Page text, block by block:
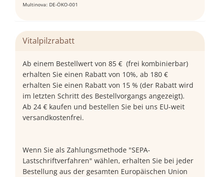
Multinova: DE-ÖKO-001
Vitalpilzrabatt
Ab einem Bestellwert von 85 € (frei kombinierbar)
erhalten Sie einen Rabatt von 10%, ab 180 €
erhalten Sie einen Rabatt von 15 % (der Rabatt wird
im letzten Schritt des Bestellvorgangs angezeigt).
Ab 24 € kaufen und bestellen Sie bei uns EU-weit
versandkostenfrei.
Wenn Sie als Zahlungsmethode "SEPA-
Lastschriftverfahren" wählen, erhalten Sie bei jeder
Bestellung aus der gesamten Europäischen Union